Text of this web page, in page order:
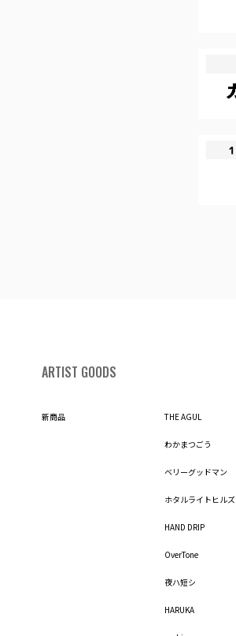
ARTIST GOODS
新商品 THE AGUL
わかまつごう
ベリーグッドマン
ホタルライトヒル
HAND DRIP
OverTone
夜ハ短シ
HARUKA